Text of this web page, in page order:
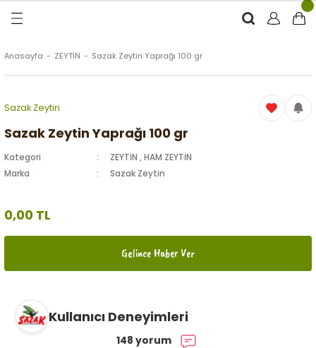
Anasayfa ZEYTİN Sazak Zeytin Yaprağı 100 gr
Sazak Zeytin
Sazak Zeytin Yaprağı 100 gr
Kategori ZEYTİN , HAM ZEYTİN
Marka
Sazak Zeytin
0,00 TL
Gelince Haber Ver
Kullanıcı Deneyimleri
148 yorum